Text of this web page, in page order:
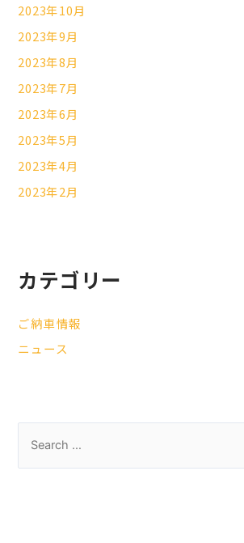
2023年10月
2023年9月
2023年8月
2023年7月
2023年6月
2023年5月
2023年4月
2023年2月
カテゴリー
ご納車情報
ニュース